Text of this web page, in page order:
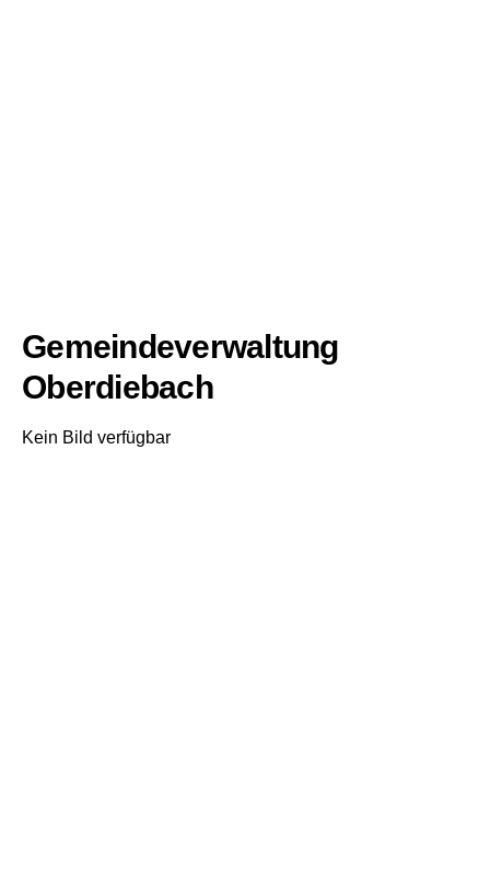
Gemeindeverwaltung
Oberdiebach
Kein Bild verfügbar